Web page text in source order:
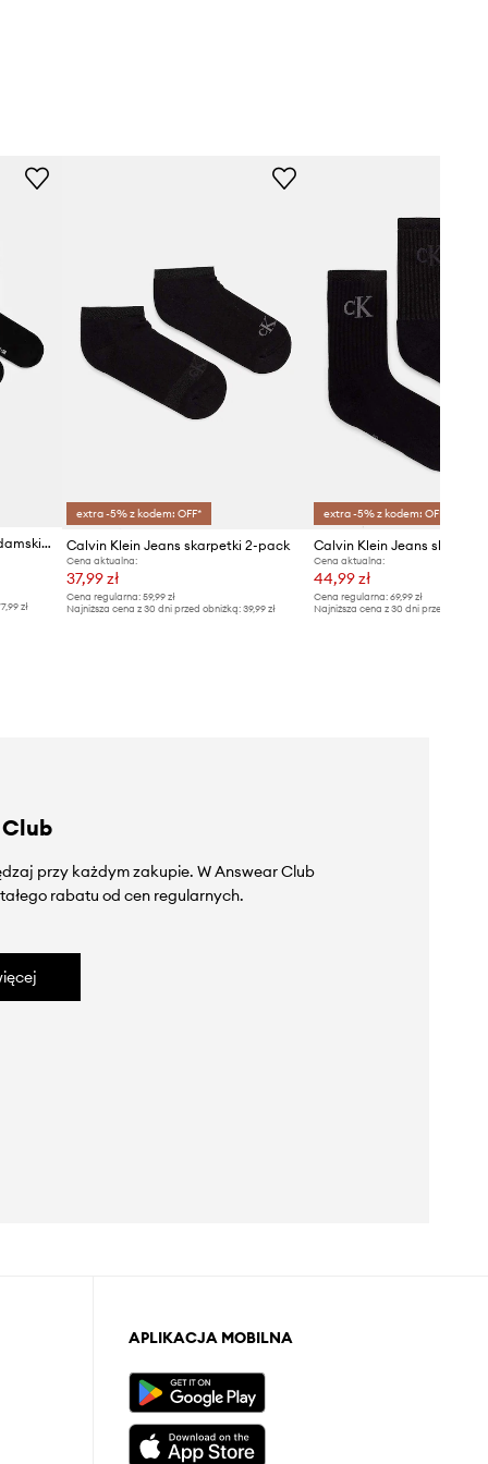
Calvin Klein Jeans skarpety damskie 4-pack
zł
extra -5% z kodem: OFF*
Calvin Klein Jeans skarpetki 2-pack
Cena aktualna:
37,99 zł
Cena regularna:59,99 zł
Najniższa cena z 30 dni przed obniżką:39,99 zł
extra -5% z kodem: OFF*
Calvin Klein Jeans
Cena aktualna:
44,99 zł
Cena regularna: 69,99 zł
Najniższa cena z 30 dni przed obniżką:
przy każdym zakupie. W Answear Club
rabatu od cen regularnych.
APLIKACJA MOBILNA